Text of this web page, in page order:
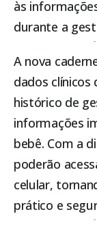
às
durante a
A nova
dados
histórico de
informações
bebê. Com a
poderão
celular,
prático e